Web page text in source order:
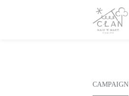
CAMPAIGN